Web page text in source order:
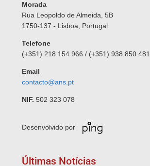
Morada
Rua Leopoldo de Almeida, 5B
1750-137 - Lisboa, Portugal
Telefone
(+351) 218 154 966 / (+351) 938 850 481
Email
contacto@ans.pt
NIF. 502 323 078
Desenvolvido por
Últimas Notícias